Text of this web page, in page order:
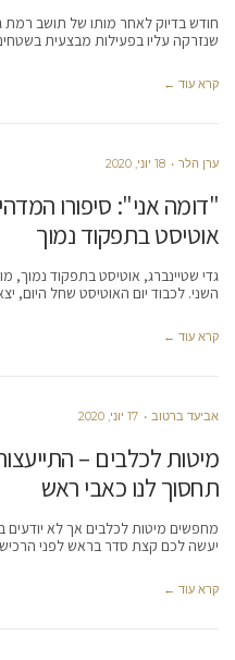
חודש בדיוק לאחר מותו של תושב רמת
שנזרקה עליו בפעילות מבצעית
קרא עוד ←
ערן הלר 18 יוני, 2020
"דומה אני": סיפורו
אוטיסט בתפקוד נמוך
גדי שטיינברג, אוטיסט בתפקוד
השני. לכבוד יום האוטיסט שחל היום,
קרא עוד ←
אביעד ברטוב 17 יוני, 2020
מיטות לכלבים –
תחסוך לנו כאבי ראש
מחפשים מיטות לכלבים אך לא
יעשה לכם קצת סדר בראש לפני
קרא עוד ←